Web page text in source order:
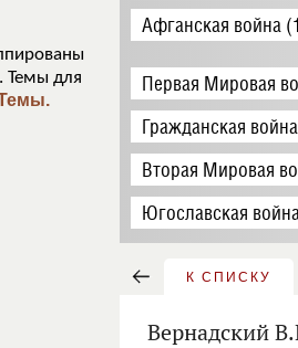
Темы для
Афганская война
Первая Мировая
Гражданская
Вторая Мировая
Югославская
К СПИСКУ
Вернадский